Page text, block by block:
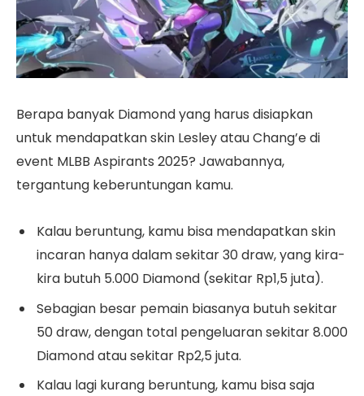
Berapa banyak Diamond yang harus disiapkan
untuk mendapatkan skin Lesley atau Chang’e di
event MLBB Aspirants 2025? Jawabannya,
tergantung keberuntungan kamu.
Kalau beruntung, kamu bisa mendapatkan skin
incaran hanya dalam sekitar 30 draw, yang kira-
kira butuh 5.000 Diamond (sekitar Rp1,5 juta).
Sebagian besar pemain biasanya butuh sekitar
50 draw, dengan total pengeluaran sekitar 8.000
Diamond atau sekitar Rp2,5 juta.
Kalau lagi kurang beruntung, kamu bisa saja